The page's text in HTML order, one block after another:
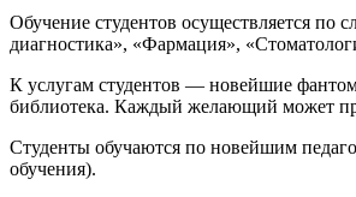
Обучение студентов осуществляется по
диагностика», «Фармация»,
К услугам студентов — новейшие
библиотека. Каждый желающий может
Студенты обучаются по новейшим
обучения).